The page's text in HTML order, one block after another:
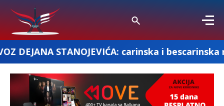
carinska i bescarinska roba